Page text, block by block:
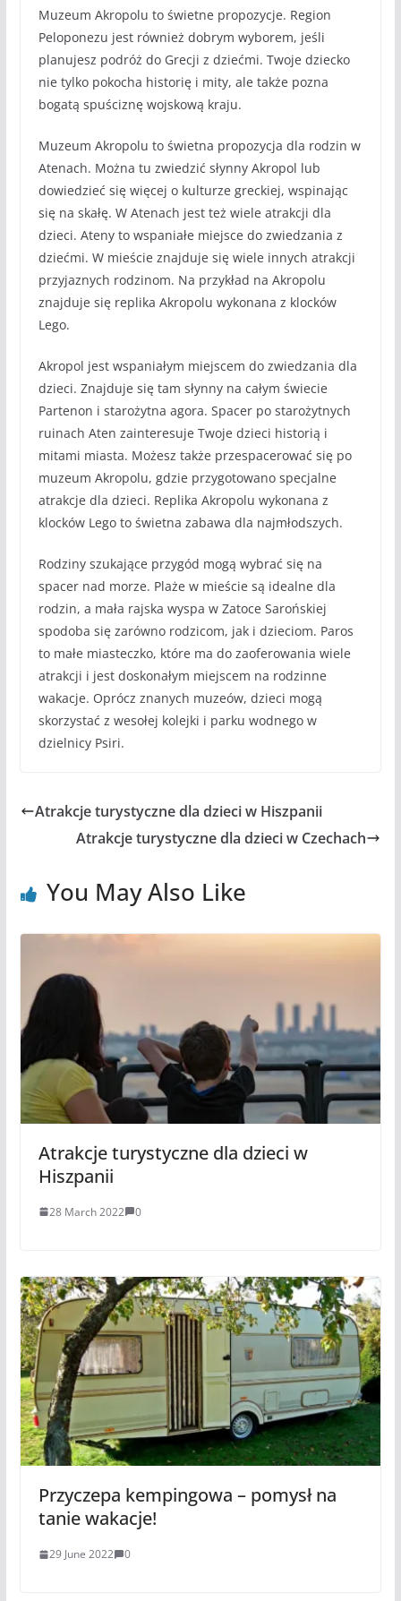
Muzeum Akropolu to świetne propozycje. Region
Peloponezu jest również dobrym wyborem, jeśli
planujesz podróż do Grecji z dziećmi. Twoje dziecko
nie tylko pokocha historię i mity, ale także pozna
bogatą spuściznę wojskową kraju.
Muzeum Akropolu to świetna propozycja dla rodzin w
Atenach. Można tu zwiedzić słynny Akropol lub
dowiedzieć się więcej o kulturze greckiej, wspinając
się na skałę. W Atenach jest też wiele atrakcji dla
dzieci. Ateny to wspaniałe miejsce do zwiedzania z
dziećmi. W mieście znajduje się wiele innych atrakcji
przyjaznych rodzinom. Na przykład na Akropolu
znajduje się replika Akropolu wykonana z klocków
Lego.
Akropol jest wspaniałym miejscem do zwiedzania dla
dzieci. Znajduje się tam słynny na całym świecie
Partenon i starożytna agora. Spacer po starożytnych
ruinach Aten zainteresuje Twoje dzieci historią i
mitami miasta. Możesz także przespacerować się po
muzeum Akropolu, gdzie przygotowano specjalne
atrakcje dla dzieci. Replika Akropolu wykonana z
klocków Lego to świetna zabawa dla najmłodszych.
Rodziny szukające przygód mogą wybrać się na
spacer nad morze. Plaże w mieście są idealne dla
rodzin, a mała rajska wyspa w Zatoce Sarońskiej
spodoba się zarówno rodzicom, jak i dzieciom. Paros
to małe miasteczko, które ma do zaoferowania wiele
atrakcji i jest doskonałym miejscem na rodzinne
wakacje. Oprócz znanych muzeów, dzieci mogą
skorzystać z wesołej kolejki i parku wodnego w
dzielnicy Psiri.
Atrakcje turystyczne dla dzieci w Hiszpanii
Atrakcje turystyczne dla dzieci w Czechach
You May Also Like
Atrakcje turystyczne dla dzieci w
Hiszpanii
28 March 2022 0
Przyczepa kempingowa – pomysł na
tanie wakacje!
29 June 2022 0